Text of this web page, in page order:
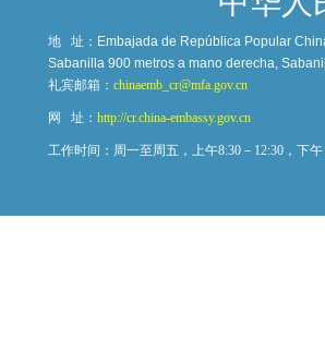
地 址： Embajada de República Popular
Sabanilla 900 metros a mano derecha,
礼宾邮箱： chinaemb_cr@mfa.gov.cn
网 址： http://cr.china-embassy.gov.cn
工作时间：周一至周五，上午8:30－12:30，下午